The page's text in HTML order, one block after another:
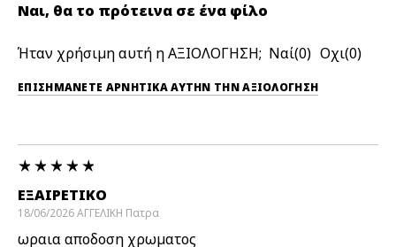
Ναι, θα το πρότεινα σε ένα φίλο
Ήταν χρήσιμη αυτή η ΑΞΙΟΛΟΓΗΣΗ; 0 0
ΕΠΙΣΗΜΆΝΕΤΕ ΑΡΝΗΤΙΚΆ ΑΥΤΉΝ ΤΗΝ ΑΞΙΟΛΟΓΗΣΗ
ΕΞΑΙΡΕΤΙΚΟ
18/06/2026ΑΓΓΕΛΙΚΗ Πατρα
ωραια αποδοση χρωματος